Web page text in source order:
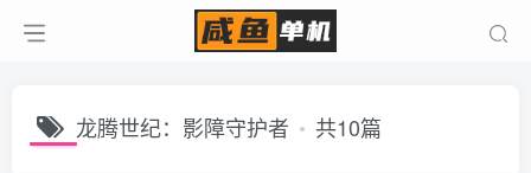
龙腾世纪：影障守护者 共10篇